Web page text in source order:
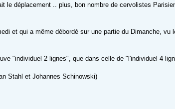
déplacement .. plus, bon nombre de cervolistes
et qui a même débordé sur une partie du Dimanche, vu
"individuel 2 lignes", que dans celle de "l'individuel 4
Stahl et Johannes Schinowski)